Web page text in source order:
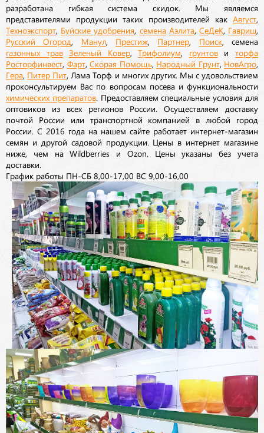
разработана гибкая система скидок. Мы являемся
представителями продукции таких производителей как Август
Техноэкспорт Буйские удобрения семена Аэлита, СеДеК Гавриш
Русский Огород Манул, Престиж Партнер Поиск, семена
газонных трав Зеленый Ковер,Трифолиум грунтовиторфа
Росторфинвест Фарт, Скорая Помощь Народный Грунт, НовАгро
Гера Питер Пит , Лама Торф и многих других. Мы с удовольствием
проконсультируем Вас по вопросам посева и функциональности
химических препаратов. Предоставляем специальные условия для
оптовиков из всех регионов России. Осуществляем доставку
почтой России или транспортной компанией в любой город
России. С 2016 года на нашем сайте работает интернет-магазин
семян и другой садовой продукции. Цены в интернет магазине
ниже, чем на Wildberries и Ozon. Цены указаны без учета
доставки.
График работы ПН-СБ 8,00-17,00 ВС 9,00-16,00